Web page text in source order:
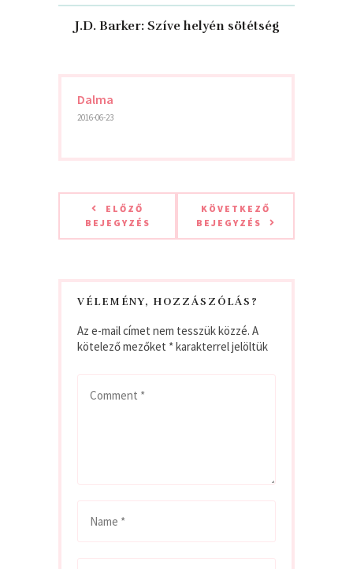
J.D. Barker: Szíve ​helyén sötétség
Dalma
2016-06-23
ELŐZŐ
BEJEGYZÉS
KÖVETKEZŐ
BEJEGYZÉS
VÉLEMÉNY, HOZZÁSZÓLÁS?
Az e-mail címet nem tesszük közzé. A
kötelező mezőket *karakterrel jelöltük